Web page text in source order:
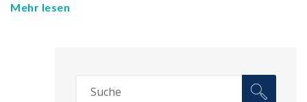
Mehr lesen